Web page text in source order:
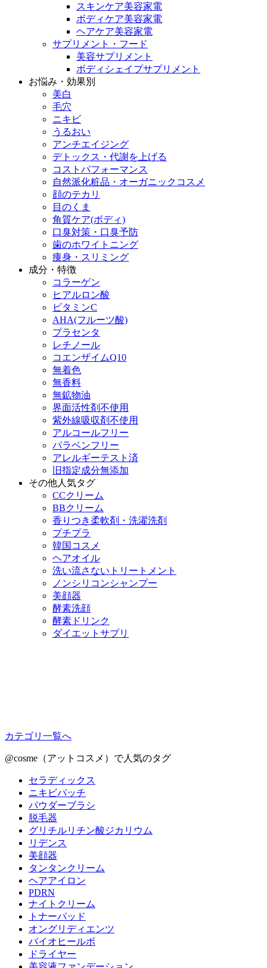
スキンケア美容家電
ボディケア美容家電
ヘアケア美容家電
サプリメント・フード
美容サプリメント
ボディシェイプサプリメント
お悩み・効果別
美白
毛穴
ニキビ
うるおい
アンチエイジング
デトックス・代謝を上げる
コストパフォーマンス
自然派化粧品・オーガニックコスメ
顔のテカリ
目のくま
角質ケア(ボディ)
口臭対策・口臭予防
歯のホワイトニング
痩身・スリミング
成分・特徴
コラーゲン
ヒアルロン酸
ビタミンC
AHA(フルーツ酸)
プラセンタ
レチノール
コエンザイムQ10
無着色
無香料
無鉱物油
界面活性剤不使用
紫外線吸収剤不使用
アルコールフリー
パラベンフリー
アレルギーテスト済
旧指定成分無添加
その他人気タグ
CCクリーム
BBクリーム
香りつき柔軟剤・洗濯洗剤
プチプラ
韓国コスメ
ヘアオイル
洗い流さないトリートメント
ノンシリコンシャンプー
美顔器
酵素洗顔
酵素ドリンク
ダイエットサプリ
カテゴリ一覧へ
@cosme（アットコスメ）で人気のタグ
セラディックス
ニキビパッチ
パウダーブラシ
脱毛器
グリチルリチン酸ジカリウム
リデンス
美顔器
タンタンクリーム
ヘアアイロン
PDRN
ナイトクリーム
トナーパッド
オングリディエンツ
バイオヒールボ
ドライヤー